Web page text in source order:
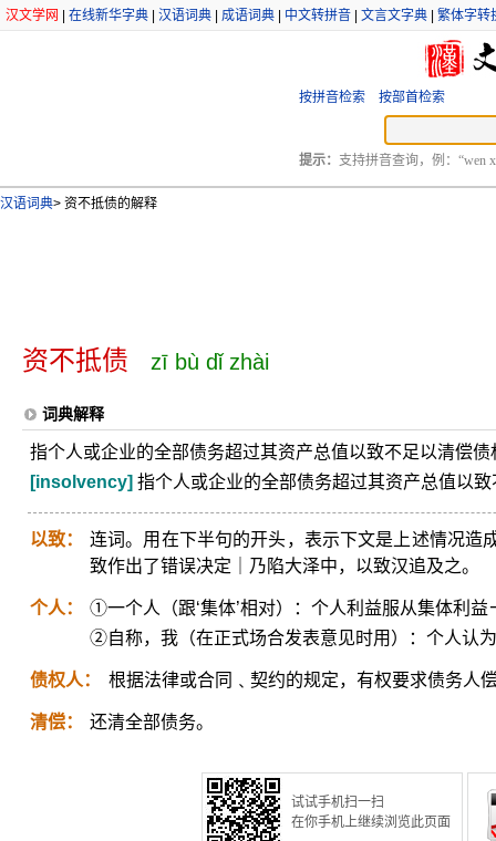
汉文学网 在线新华字典 汉语词典 成语词典 中文转拼音 文言文字典 繁体字转
按拼音检索 按部首检索
提示： 支持拼音查询，例：“wen
汉语词典> 资不抵债的解释
资不抵债 zī bù dǐ zhài
词典解释
指个人或企业的全部债务超过其资产总值以致不足以清偿
[insolvency] 指个人或企业的全部债务超过其资产总值以
以致：
连词。用在下半句的开头，表示下文是上述情况造
致作出了错误决定｜乃陷大泽中，以致汉追及之。
个人：
①一个人（跟‘集体’相对）：个人利益服从集体利
②自称，我（在正式场合发表意见时用）：个人认
债权人： 根据法律或合同﹑契约的规定，有权要求债务人
清偿： 还清全部债务。
试试手机扫一扫
在你手机上继续浏览此页面